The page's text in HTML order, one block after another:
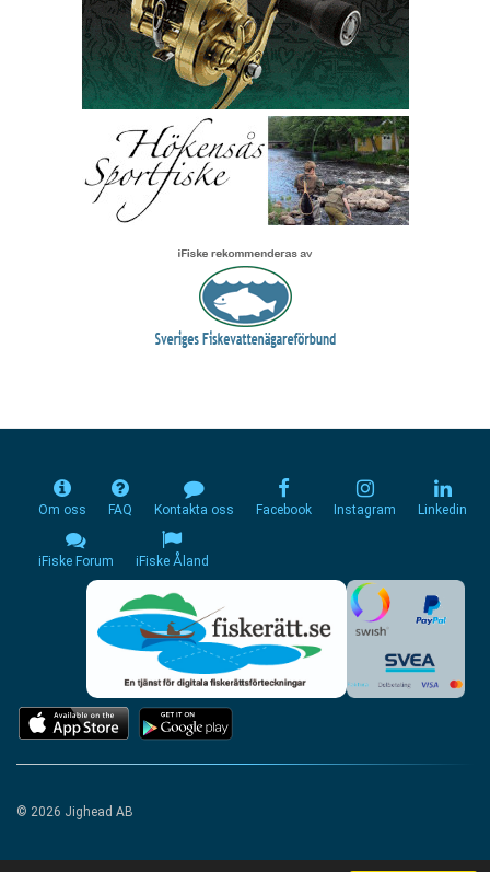
Om oss FAQ Kontakta oss Facebook Instagram Linkedin
iFiske Forum iFiske Åland
© 2026 Jighead AB